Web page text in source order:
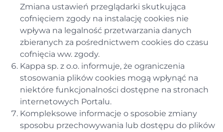
Zmiana ustawień przeglądarki skutkująca
cofnięciem zgody na instalację cookies nie
wpływa na legalność przetwarzania danych
zbieranych za pośrednictwem cookies do czasu
cofnięcia ww. zgody.
Kappa sp. z o.o. informuje, że ograniczenia
stosowania plików cookies mogą wpłynąć na
niektóre funkcjonalności dostępne na stronach
internetowych Portalu.
Kompleksowe informacje o sposobie zmiany
sposobu przechowywania lub dostępu do plików